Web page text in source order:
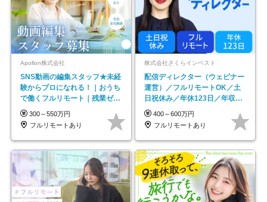
Apollon株式会社
SNS動画の編集スタッフ★未経
験からプロになれる！｜おうち
で働くフルリモート｜残業ゼロ
で18時退勤◎
300～550万円
フルリモートあり
株式会社さくらインベスト
配信ディレクター（ウェビナー
運営）／フルリモートOK／土
日祝休み／年休123日／年収
600万円可
400～600万円
フルリモートあり